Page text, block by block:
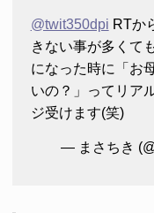
@twit350dpi RTか
きない事が多くて
になった時に「お
いの？」ってリア
ジ受けます(笑)
— まさちき